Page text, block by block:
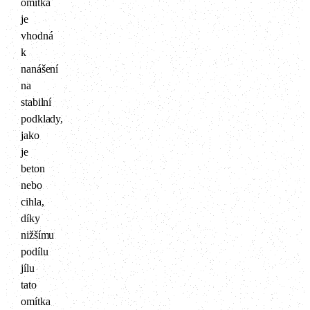
omítka
je
vhodná
k
nanášení
na
stabilní
podklady,
jako
je
beton
nebo
cihla,
díky
nižšímu
podílu
jílu
tato
omítka